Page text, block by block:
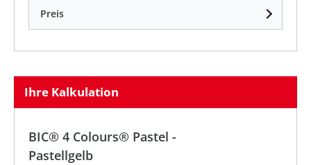
Preis
Ihre Kalkulation
BIC® 4 Colours® Pastel -
Pastellgelb